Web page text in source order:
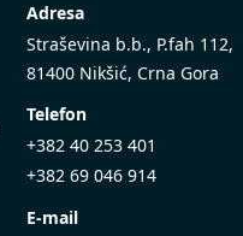
Adresa
Straševina b.b., P.fah 112,
81400 Nikšić, Crna Gora
Telefon
+382 40 253 401
+382 69 046 914
E-mail